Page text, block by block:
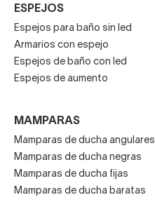
ESPEJOS
Espejos para baño sin led
Armarios con espejo
Espejos de baño con led
Espejos de aumento
MAMPARAS
Mamparas de ducha angulares
Mamparas de ducha negras
Mamparas de ducha fijas
Mamparas de ducha baratas